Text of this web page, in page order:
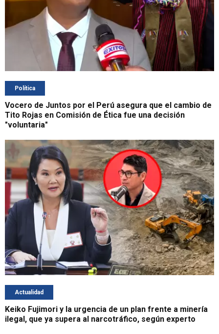
Política
Vocero de Juntos por el Perú asegura que el cambio de
Tito Rojas en Comisión de Ética fue una decisión
"voluntaria"
Actualidad
Keiko Fujimori y la urgencia de un plan frente a minería
ilegal, que ya supera al narcotráfico, según experto